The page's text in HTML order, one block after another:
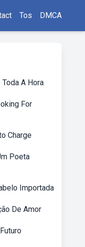
Tos DMCA
A Hora
For
Charge
Poeta
Importada
De Amor